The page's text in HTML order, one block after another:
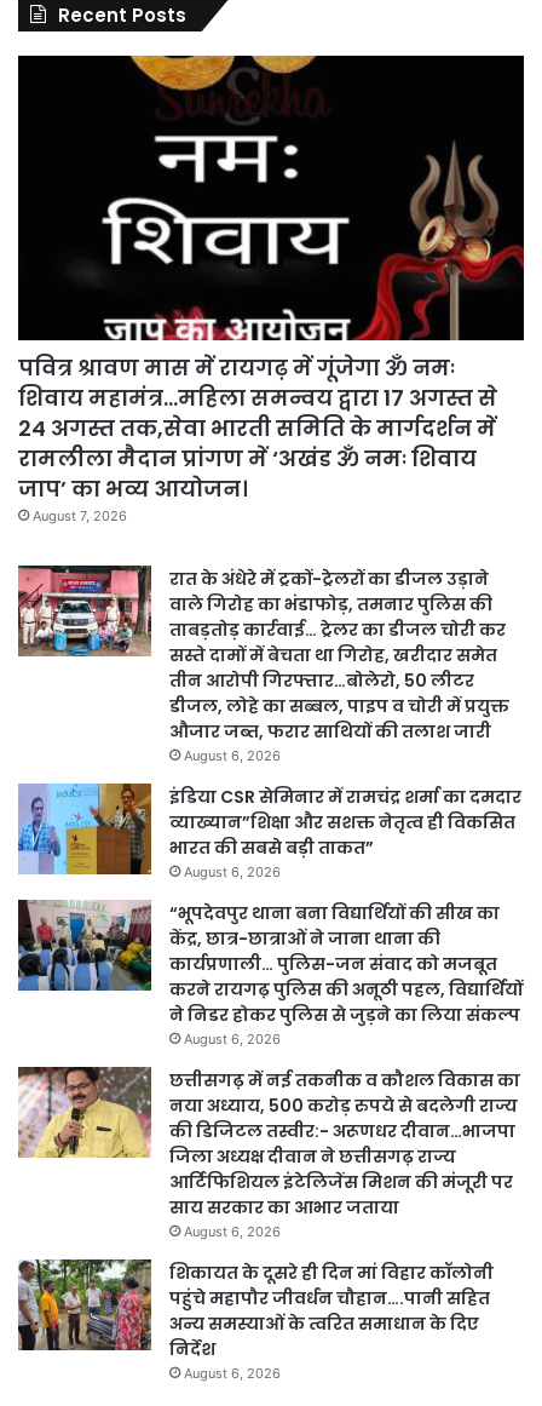
Recent Posts
पवित्र श्रावण मास में रायगढ़ में गूंजेगा ॐ नमः
शिवाय महामंत्र…महिला समन्वय द्वारा 17 अगस्त से
24 अगस्त तक,सेवा भारती समिति के मार्गदर्शन में
रामलीला मैदान प्रांगण में ‘अखंड ॐ नमः शिवाय
जाप’ का भव्य आयोजन।
August 7, 2026
रात के अंधेरे में ट्रकों-ट्रेलरों का डीजल उड़ाने
वाले गिरोह का भंडाफोड़, तमनार पुलिस की
ताबड़तोड़ कार्रवाई… ट्रेलर का डीजल चोरी कर
सस्ते दामों में बेचता था गिरोह, खरीदार समेत
तीन आरोपी गिरफ्तार…बोलेरो, 50 लीटर
डीजल, लोहे का सब्बल, पाइप व चोरी में प्रयुक्त
औजार जब्त, फरार साथियों की तलाश जारी
August 6, 2026
इंडिया CSR सेमिनार में रामचंद्र शर्मा का दमदार
व्याख्यान”शिक्षा और सशक्त नेतृत्व ही विकसित
भारत की सबसे बड़ी ताकत”
August 6, 2026
“भूपदेवपुर थाना बना विद्यार्थियों की सीख का
केंद्र, छात्र-छात्राओं ने जाना थाना की
कार्यप्रणाली… पुलिस-जन संवाद को मजबूत
करने रायगढ़ पुलिस की अनूठी पहल, विद्यार्थियों
ने निडर होकर पुलिस से जुड़ने का लिया संकल्प
August 6, 2026
छत्तीसगढ़ में नई तकनीक व कौशल विकास का
नया अध्याय, 500 करोड़ रुपये से बदलेगी राज्य
की डिजिटल तस्वीर:- अरूणधर दीवान…भाजपा
जिला अध्यक्ष दीवान ने छत्तीसगढ़ राज्य
आर्टिफिशियल इंटेलिजेंस मिशन की मंजूरी पर
साय सरकार का आभार जताया
August 6, 2026
शिकायत के दूसरे ही दिन मां विहार कॉलोनी
पहुंचे महापौर जीवर्धन चौहान….पानी सहित
अन्य समस्याओं के त्वरित समाधान के दिए
निर्देश
August 6, 2026